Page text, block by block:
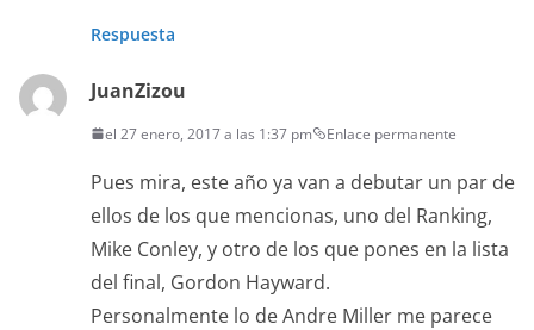
Respuesta
JuanZizou
el 27 enero, 2017 a las 1:37 pm Enlace permanente
Pues mira, este año ya van a debutar un par de
ellos de los que mencionas, uno del Ranking,
Mike Conley, y otro de los que pones en la lista
del final, Gordon Hayward.
Personalmente lo de Andre Miller me parece